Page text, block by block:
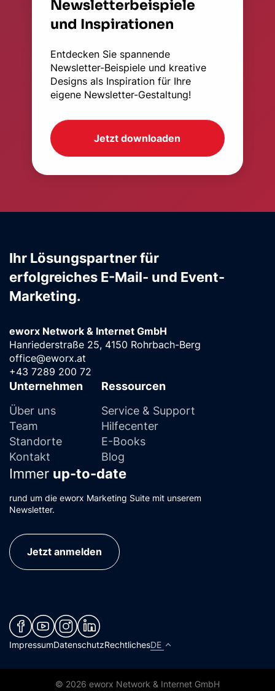
Newsletterbeispiele
und Inspirationen
Entdecken Sie spannende
Newsletter-Beispiele und kreative
Designs als Inspiration für Ihre
eigene Newsletter-Gestaltung!
Jetzt downloaden
Ihr Lösungspartner für
erfolgreiches E-Mail- und Event-
Marketing.
eworx Network & Internet GmbH
Hanriederstraße 25, 4150 Rohrbach-Berg
office@eworx.at
+43 7289 200 72
Unternehmen
Über uns
Team
Standorte
Kontakt
Ressourcen
Service & Support
Hilfecenter
E-Books
Blog
Immer up-to-date
rund um die eworx Marketing Suite mit unserem
Newsletter.
Jetzt anmelden
(neues Fenster)
(neues Fenster)
(neues Fenster)
(neues Fenster)
ImpressumDatenschutzRechtlichesDE
© 2026 eworx Network & Internet GmbH